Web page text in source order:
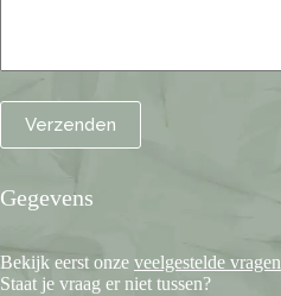
Gegevens
Bekijk eerst onze veelgestelde vragen
Staat je vraag er niet tussen?